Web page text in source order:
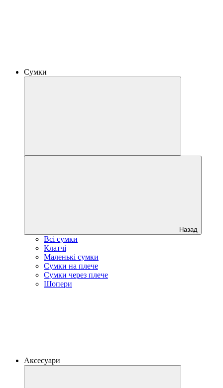
Сумки
Назад
Всі сумки
Клатчі
Маленькі сумки
Сумки на плече
Сумки через плече
Шопери
Аксесуари